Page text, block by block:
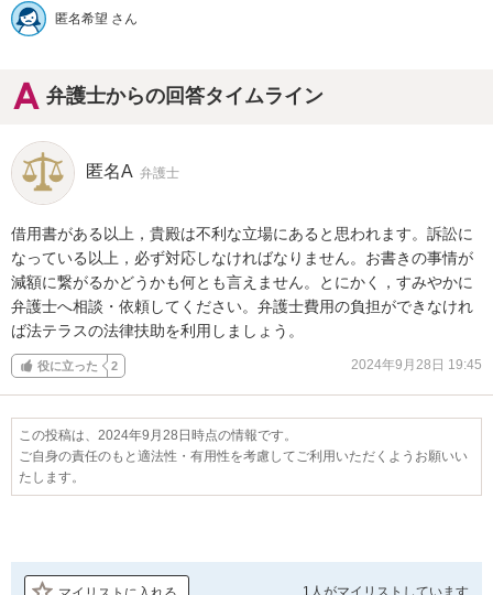
匿名希望 さん
弁護士からの回答タイムライン
匿名A 弁護士
借用書がある以上，貴殿は不利な立場にあると思われます。訴訟に
なっている以上，必ず対応しなければなりません。お書きの事情が
減額に繋がるかどうかも何とも言えません。とにかく，すみやかに
弁護士へ相談・依頼してください。弁護士費用の負担ができなけれ
ば法テラスの法律扶助を利用しましょう。
役に立った 2 2024年9月28日 19:45
この投稿は、2024年9月28日時点の情報です。
ご自身の責任のもと適法性・有用性を考慮してご利用いただくようお願いい
たします。
1人がマイリストしています